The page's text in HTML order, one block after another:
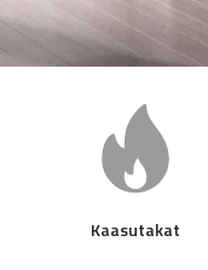
Kaasutakat